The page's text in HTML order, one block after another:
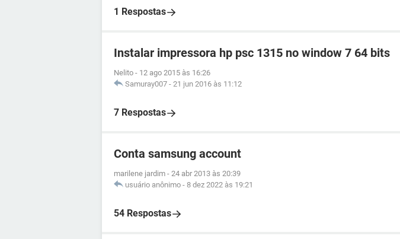
1 Respostas
Instalar impressora hp psc 1315 no window 7 64 bits
Nelito - 12 ago 2015 às 16:26
Samuray007 - 21 jun 2016 às 11:12
7 Respostas
Conta samsung account
marilene jardim - 24 abr 2013 às 20:39
usuário anônimo - 8 dez 2022 às 19:21
54 Respostas